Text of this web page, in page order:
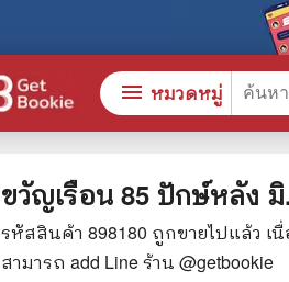
ขวัญเรือน 85 ปักษ์หลัง มิ
รหัสสินค้า 898180 ถูกขายไปแล้ว เ
สามารถ add Line ร้าน @getbookie
menu หมวดหมู่
หนังสือทั้งหมด